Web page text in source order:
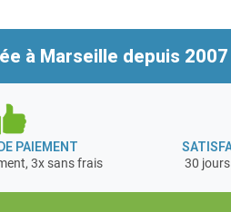
à Marseille depuis 2007
PAIEMENT
3x sans frais
30